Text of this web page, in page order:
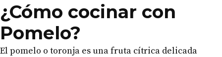
¿Cómo cocinar con
Pomelo?
El pomelo o toronja es una fruta cítrica delicada